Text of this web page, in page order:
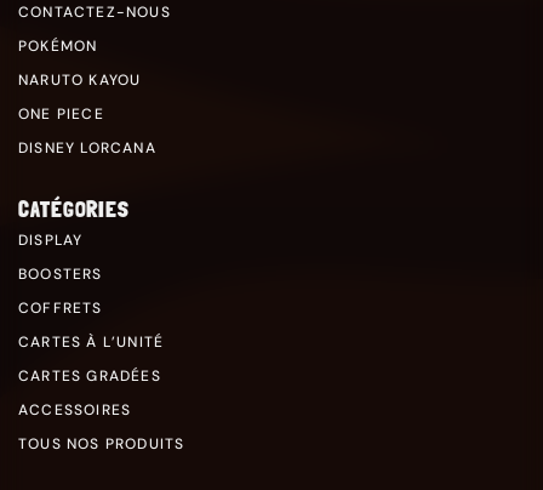
CONTACTEZ-NOUS
POKÉMON
NARUTO KAYOU
ONE PIECE
DISNEY LORCANA
CATÉGORIES
DISPLAY
BOOSTERS
COFFRETS
CARTES À L’UNITÉ
CARTES GRADÉES
ACCESSOIRES
TOUS NOS PRODUITS